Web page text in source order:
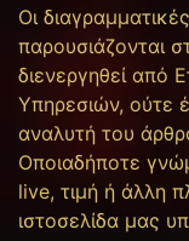
Οι
παρουσιάζονται
διενεργηθεί από
Υπηρεσιών, ούτε
αναλυτή του
Οποιαδήποτε
live, τιμή ή άλλη
ιστοσελίδα μας